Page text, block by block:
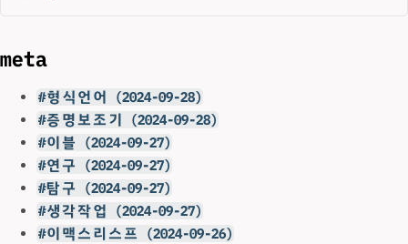
meta
#형식언어 (2024-09-28)
#증명보조기 (2024-09-28)
#이블 (2024-09-27)
#연구 (2024-09-27)
#탐구 (2024-09-27)
#생각작업 (2024-09-27)
#이맥스리스프 (2024-09-26)